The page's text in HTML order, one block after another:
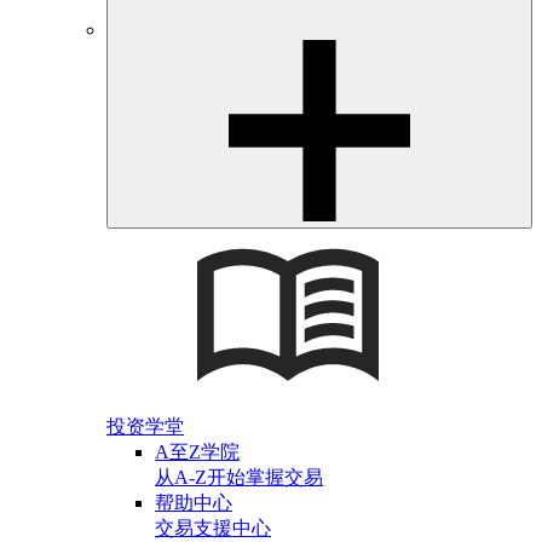
投资学堂
A至Z学院
从A-Z开始掌握交易
帮助中心
交易支援中心